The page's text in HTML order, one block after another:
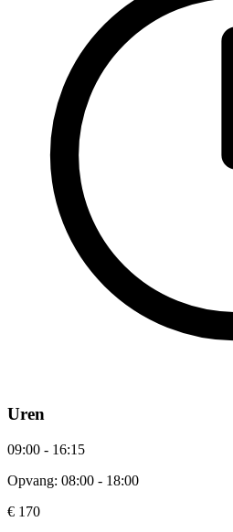
Uren
09:00 - 16:15
Opvang: 08:00 - 18:00
€ 170